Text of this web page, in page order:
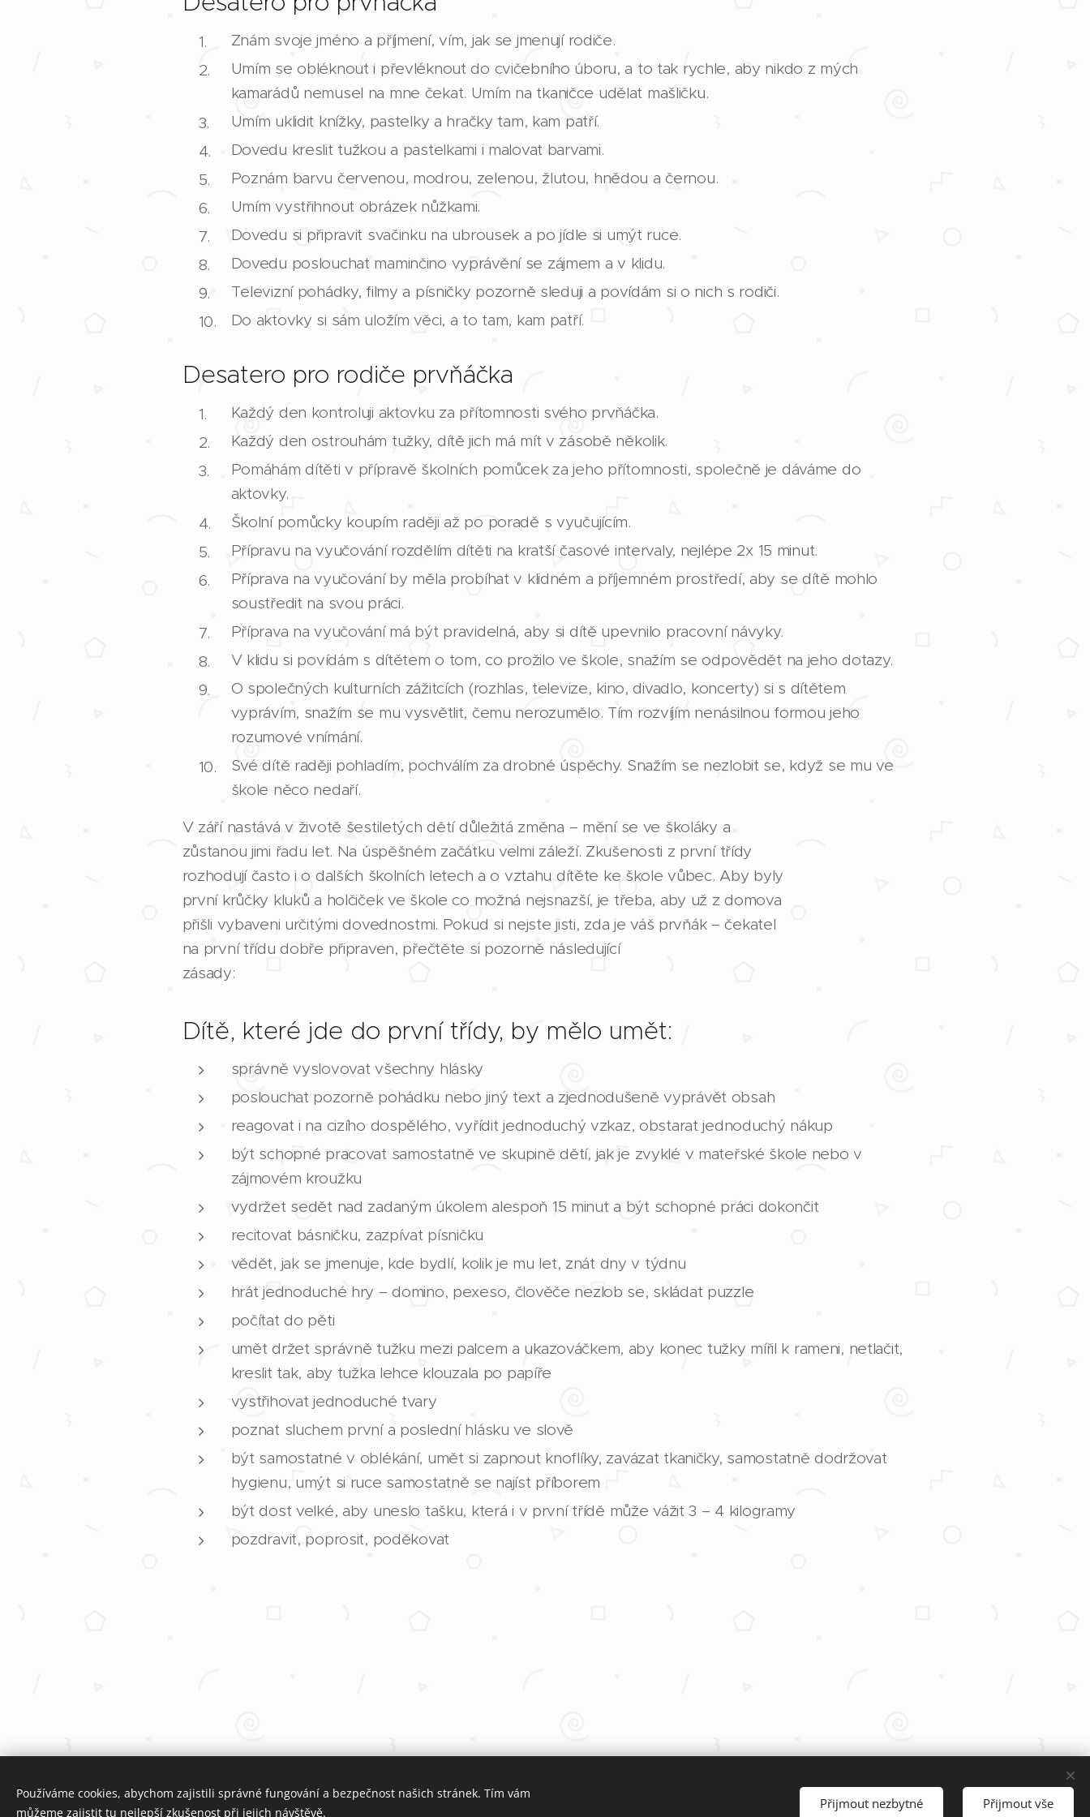
Znám svoje jméno a příjmení, vím, jak se jmenují rodiče.
Umím se obléknout i převléknout do cvičebního úboru, a to tak rychle, aby nikdo z mých
kamarádů nemusel na mne čekat. Umím na tkaničce udělat mašličku.
Umím uklidit knížky, pastelky a hračky tam, kam patří.
Dovedu kreslit tužkou a pastelkami i malovat barvami.
Poznám barvu červenou, modrou, zelenou, žlutou, hnědou a černou.
Umím vystřihnout obrázek nůžkami.
Dovedu si připravit svačinku na ubrousek a po jídle si umýt ruce.
Dovedu poslouchat maminčino vyprávění se zájmem a v klidu.
Televizní pohádky, filmy a písničky pozorně sleduji a povídám si o nich s rodiči.
Do aktovky si sám uložím věci, a to tam, kam patří.
Desatero pro rodiče prvňáčka
Každý den kontroluji aktovku za přítomnosti svého prvňáčka.
Každý den ostrouhám tužky, dítě jich má mít v zásobě několik.
Pomáhám dítěti v přípravě školních pomůcek za jeho přítomnosti, společně je dáváme do
aktovky.
Školní pomůcky koupím raději až po poradě s vyučujícím.
Přípravu na vyučování rozdělím dítěti na kratší časové intervaly, nejlépe 2x 15 minut.
Příprava na vyučování by měla probíhat v klidném a příjemném prostředí, aby se dítě mohlo
soustředit na svou práci.
Příprava na vyučování má být pravidelná, aby si dítě upevnilo pracovní návyky.
V klidu si povídám s dítětem o tom, co prožilo ve škole, snažím se odpovědět na jeho dotazy.
O společných kulturních zážitcích (rozhlas, televize, kino, divadlo, koncerty) si s dítětem
vyprávím, snažím se mu vysvětlit, čemu nerozumělo. Tím rozvíjím nenásilnou formou jeho
rozumové vnímání.
Své dítě raději pohladím, pochválím za drobné úspěchy. Snažím se nezlobit se, když se mu ve
škole něco nedaří.
V září nastává v životě šestiletých dětí důležitá změna – mění se ve školáky a
zůstanou jimi řadu let. Na úspěšném začátku velmi záleží. Zkušenosti z první třídy
rozhodují často i o dalších školních letech a o vztahu dítěte ke škole vůbec. Aby byly
první krůčky kluků a holčiček ve škole co možná nejsnazší, je třeba, aby už z domova
přišli vybaveni určitými dovednostmi. Pokud si nejste jisti, zda je váš prvňák – čekatel
na první třídu dobře připraven, přečtěte si pozorně následující
zásady:
Dítě, které jde do první třídy, by mělo umět:
správně vyslovovat všechny hlásky
poslouchat pozorně pohádku nebo jiný text a zjednodušeně vyprávět obsah
reagovat i na cizího dospělého, vyřídit jednoduchý vzkaz, obstarat jednoduchý nákup
být schopné pracovat samostatně ve skupině dětí, jak je zvyklé v mateřské škole nebo v
zájmovém kroužku
vydržet sedět nad zadaným úkolem alespoň 15 minut a být schopné práci dokončit
recitovat básničku, zazpívat písničku
vědět, jak se jmenuje, kde bydlí, kolik je mu let, znát dny v týdnu
hrát jednoduché hry – domino, pexeso, člověče nezlob se, skládat puzzle
počítat do pěti
umět držet správně tužku mezi palcem a ukazováčkem, aby konec tužky mířil k rameni, netlačit,
kreslit tak, aby tužka lehce klouzala po papíře
vystřihovat jednoduché tvary
poznat sluchem první a poslední hlásku ve slově
být samostatné v oblékání, umět si zapnout knoflíky, zavázat tkaničky, samostatně dodržovat
hygienu, umýt si ruce samostatně se najíst příborem
být dost velké, aby uneslo tašku, která i v první třídě může vážit 3 – 4 kilogramy
pozdravit, poprosit, poděkovat
Elementary School Slavičín - Malé Pole
Languages
Používáme cookies, abychom zajistili správné fungování a bezpečnost našich stránek. Tím vám
můžeme zajistit tu nejlepší zkušenost při jejich návštěvě.
Přijmout nezbytné Přijmout vše